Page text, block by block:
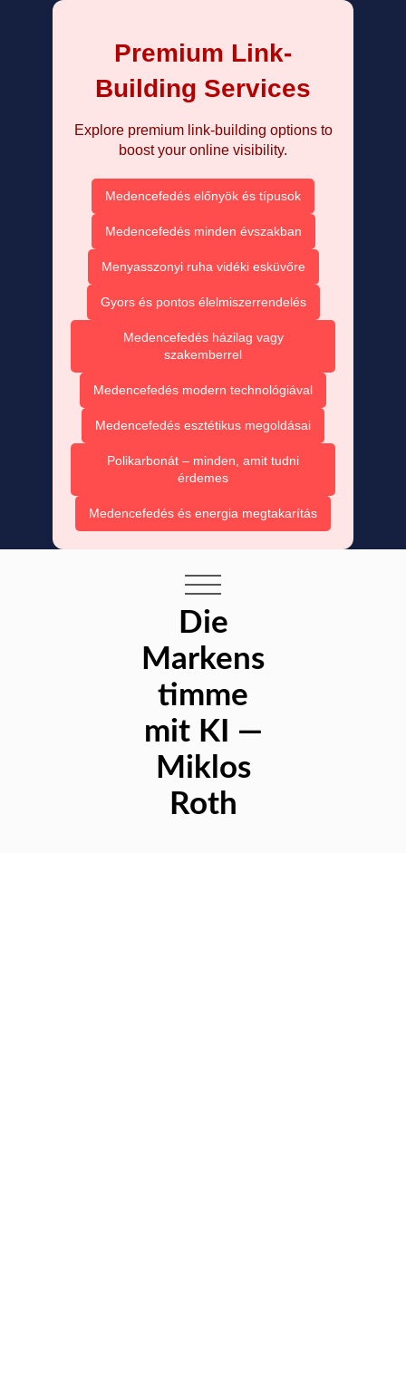
Premium Link-
Building Services
Explore premium link-building options to
boost your online visibility.
Medencefedés előnyök és típusok
Medencefedés minden évszakban
Menyasszonyi ruha vidéki esküvőre
Gyors és pontos élelmiszerrendelés
Medencefedés házilag vagy
szakemberrel
Medencefedés modern technológiával
Medencefedés esztétikus megoldásai
Polikarbonát – minden, amit tudni
érdemes
Medencefedés és energia megtakarítás
Die
Markens
timme
mit KI —
Miklos
Roth